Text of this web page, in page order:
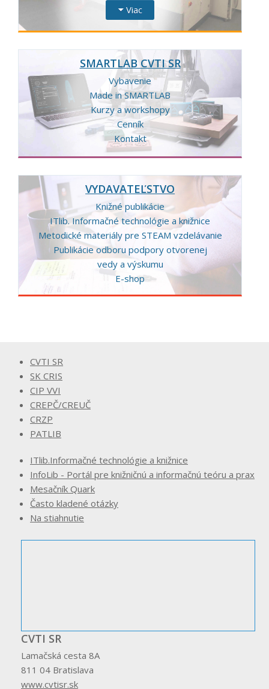
Viac
SMARTLAB CVTI SR
Vybavenie
Made in SMARTLAB
Kurzy a workshopy
Cenník
Kontakt
VYDAVATEĽSTVO
Knižné publikácie
ITlib. Informačné technológie a knižnice
Metodické materiály pre STEAM vzdelávanie
Publikácie odboru podpory otvorenej
vedy a výskumu
E-shop
CVTI SR
SK CRIS
CIP VVI
CREPČ/CREUČ
CRZP
PATLIB
ITlib.Informačné technológie a knižnice
InfoLib - Portál pre knižničnú a informačnú teóru a prax
Mesačník Quark
Často kladené otázky
Na stiahnutie
CVTI SR
Lamačská cesta 8A
811 04 Bratislava
www.cvtisr.sk